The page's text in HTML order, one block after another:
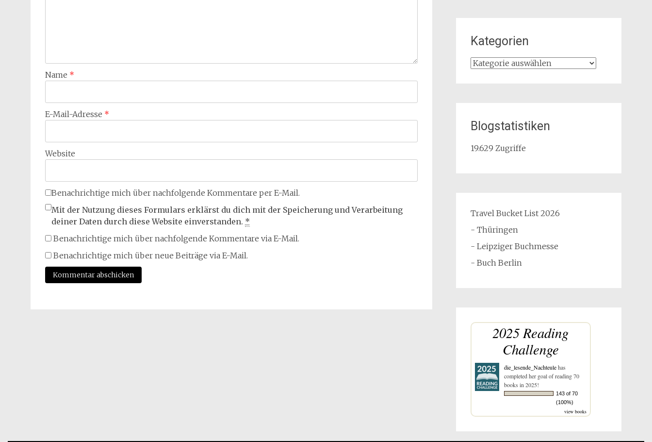
Name *
E-Mail-Adresse *
Website
Benachrichtige mich über nachfolgende Kommentare per E-Mail.
Mit der Nutzung dieses Formulars erklärst du dich mit der Speicherung und Verarbeitung
deiner Daten durch diese Website einverstanden. *
Benachrichtige mich über nachfolgende Kommentare via E-Mail.
Benachrichtige mich über neue Beiträge via E-Mail.
Kategorien
Kategorien
Blogstatistiken
19.629 Zugriffe
Travel Bucket List 2026
- Thüringen
- Leipziger Buchmesse
- Buch Berlin
2025 Reading
Challenge
die_lesende_Nachteulehas
completed her goal of reading 70
books in 2025!
143 of 70
(100%)
view books